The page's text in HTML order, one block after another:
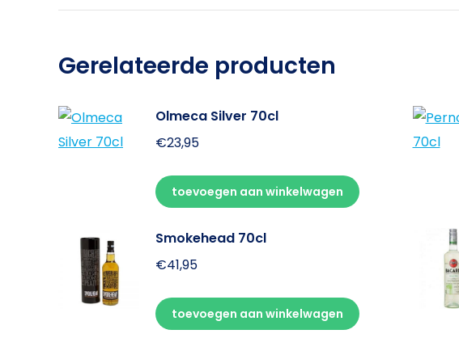
Gerelateerde producten
Olmeca Silver 70cl
€23,95
toevoegen aan winkelwagen
Smokehead 70cl
€41,95
toevoegen aan winkelwagen